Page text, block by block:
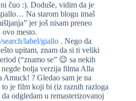
čuo :). Doduše, vidim da je
Na starom blogu imaš
jer još nisam preneo
ovo mesto.
label/giallo . Nego da
upitam, znam da si ti veliki
(“znamo se” 😉 sa nekih
bolja verzija filma Alla
Amuck! ? Gledao sam je na
je film koji bi (iz raznih razloga
odgledam u remasterizovanoj